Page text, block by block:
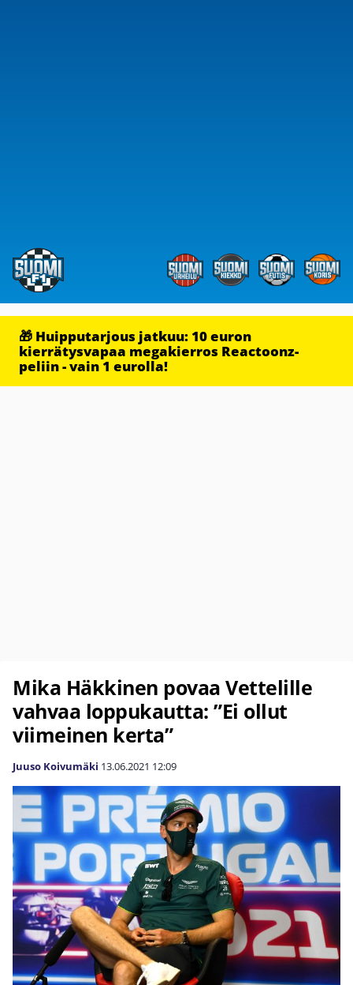
🎁 Huipputarjous jatkuu: 10 euron
kierrätysvapaa megakierros Reactoonz-
peliin - vain 1 eurolla!
Mika Häkkinen povaa Vettelille
vahvaa loppukautta: ”Ei ollut
viimeinen kerta”
Juuso Koivumäki 13.06.2021 12:09